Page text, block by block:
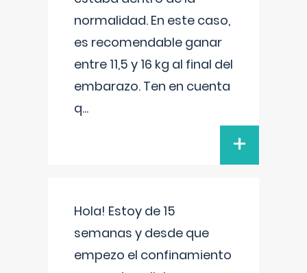
normalidad. En este caso,
es recomendable ganar
entre 11,5 y 16 kg al final del
embarazo. Ten en cuenta
q...
+
Hola! Estoy de 15
semanas y desde que
empezo el confinamiento